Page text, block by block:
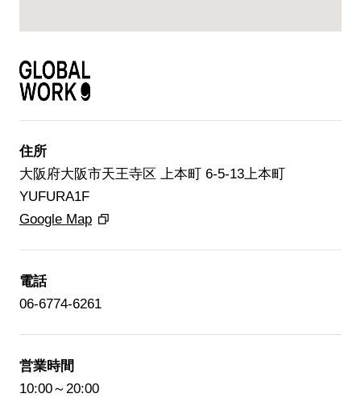
ブランド紹介
住所
大阪府大阪市天王寺区 上本町 6-5-13上本町
YUFURA1F
Google Map
電話
06-6774-6261
営業時間
10:00～20:00